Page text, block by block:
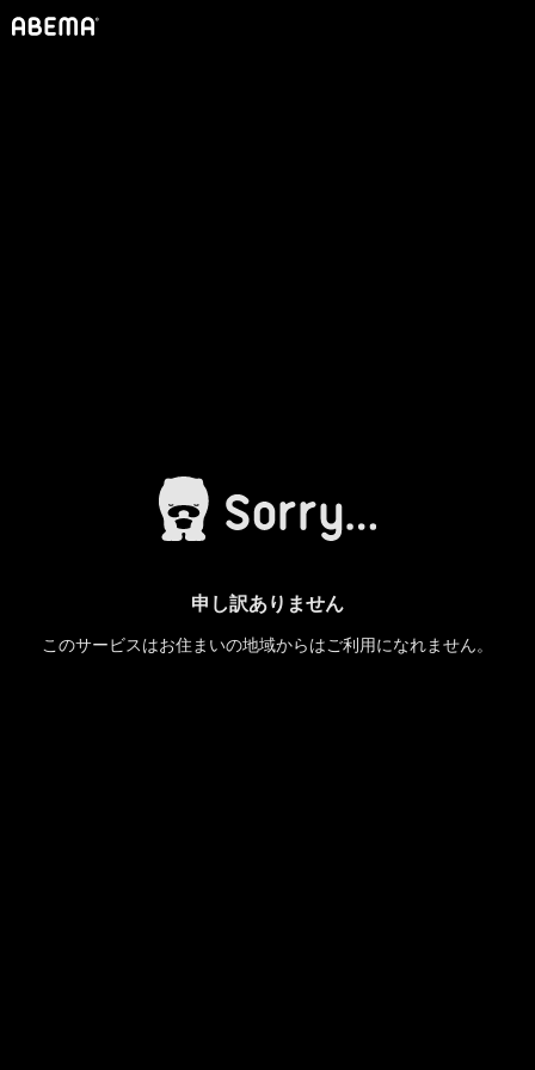
申し訳ありません
このサービスはお住まいの地域からはご利用になれません。